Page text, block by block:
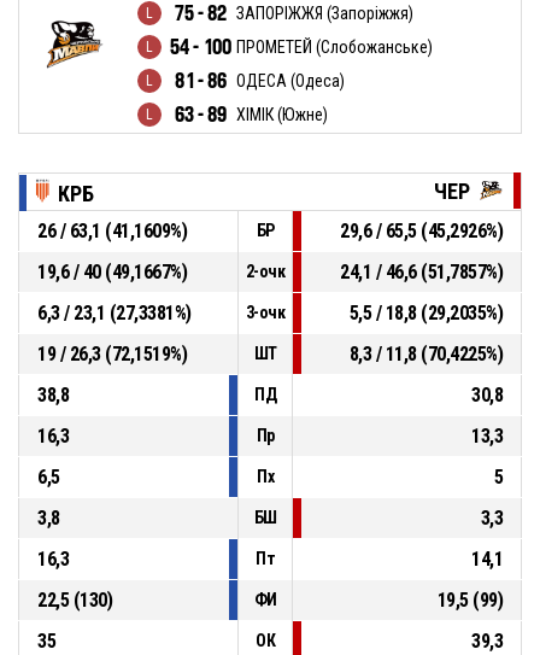
75 - 82 ЗАПОРІЖЖЯ (Запоріжжя)
54 - 100 ПРОМЕТЕЙ (Cлобожанське)
81 - 86 ОДЕСА (Одеса)
63 - 89 ХІМІК (Южне)
КРБ ЧЕР
26 / 63,1 (41,1609%) БР
29,6 / 65,5 (45,2926%)
19,6 / 40 (49,1667%)
2-очк
24,1 / 46,6 (51,7857%)
6,3 / 23,1 (27,3381%)
3-очк
5,5 / 18,8 (29,2035%)
19 / 26,3 (72,1519%)
ШТ
8,3 / 11,8 (70,4225%)
38,8
ПД
30,8
16,3
Пр
13,3
6,5
Пх
5
3,8
БШ
3,3
16,3
Пт
14,1
22,5 (130)
ФИ
19,5 (99)
35
ОК
39,3